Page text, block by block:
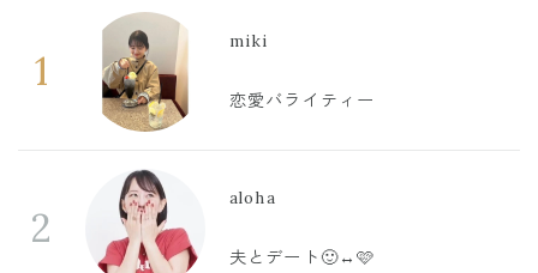
1
miki
恋愛バライティー
2
aloha
夫とデート🙂‍↔️🩷